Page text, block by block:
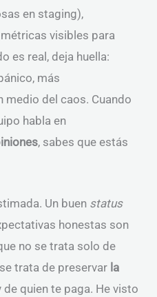
en staging),
visibles para
es real, deja huella:
más
medio del caos. Cuando
habla en
, sabes que estás
Un buen status
honestas son
no se trata solo de
trata de preservar la
de quien te paga. He visto